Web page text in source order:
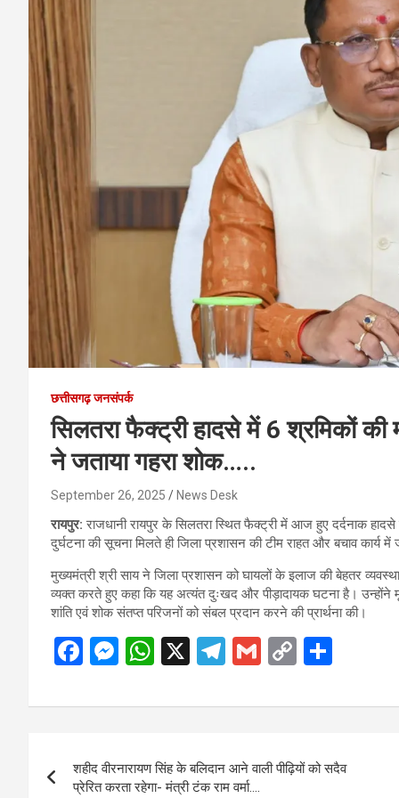
छत्तीसगढ़ जनसंपर्क
सिलतरा फैक्ट्री हादसे में 6 श्रमिकों
ने जताया गहरा शोक…..
September 26, 2025 News Desk
रायपुर:राजधानी रायपुर के सिलतरा स्थित फैक्ट्री में आज हुए दर्दनाक
दुर्घटना की सूचना मिलते ही जिला प्रशासन की टीम राहत और बचाव कार्य
मुख्यमंत्री श्री साय ने जिला प्रशासन को घायलों के इलाज की बेहतर
व्यक्त करते हुए कहा कि यह अत्यंत दुःखद और पीड़ादायक घटना है।
शांति एवं शोक संतप्त परिजनों को संबल प्रदान करने की प्रार्थना की।
F
ce
o
M
se
g
W
at
A
X
T
e
a
G
ail
C
py
n
ar
navigation
शहीद वीरनारायण सिंह के बलिदान आने वाली पीढ़ियों को सदैव
प्रेरित करता रहेगा- मंत्री टंक राम वर्मा….